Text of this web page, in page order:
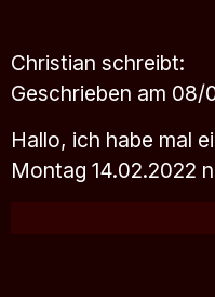
Christian schreibt:
Geschrieben am 08/
Hallo, ich habe mal
Montag 14.02.2022